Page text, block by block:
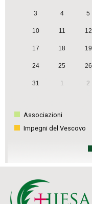
3 4 5
10 11 12
17 18 19
24 25 26
31 1 2
Associazioni
Impegni del Vescovo